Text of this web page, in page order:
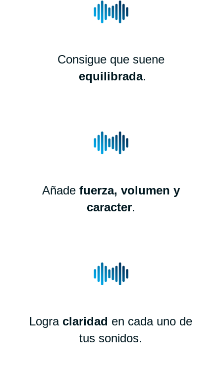
Consigue que suene
equilibrada.
Añade fuerza, volumen y
caracter.
Logra claridad en cada uno de
tus sonidos.